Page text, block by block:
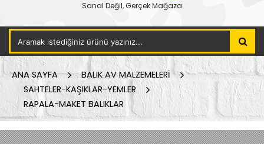
Sanal Değil, Gerçek Mağaza
ANA SAYFA
BALIK AV MALZEMELERİ
SAHTELER-KAŞIKLAR-YEMLER
RAPALA-MAKET BALIKLAR